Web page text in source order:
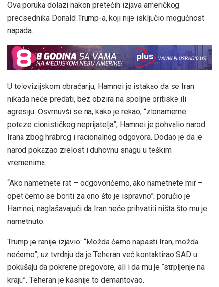
Ova poruka dolazi nakon pretećih izjava američkog
predsednika Donald Trump-a, koji nije isključio mogućnost
napada.
U televizijskom obraćanju, Hamnei je istakao da se Iran
nikada neće predati, bez obzira na spoljne pritiske ili
agresiju. Osvrnuvši se na, kako je rekao, “zlonamerne
poteze cionističkog neprijatelja”, Hamnei je pohvalio narod
Irana zbog hrabrog i racionalnog odgovora. Dodao je da je
narod pokazao zrelost i duhovnu snagu u teškim
vremenima.
“Ako nametnete rat – odgovorićemo, ako nametnete mir –
opet ćemo se boriti za ono što je ispravno”, poručio je
Hamnei, naglašavajući da Iran neće prihvatiti ništa što mu je
nametnuto.
Trump je ranije izjavio: “Možda ćemo napasti Iran, možda
nećemo”, uz tvrdnju da je Teheran već kontaktirao SAD u
pokušaju da pokrene pregovore, ali i da mu je “strpljenje na
kraju”. Teheran je kasnije to demantovao.